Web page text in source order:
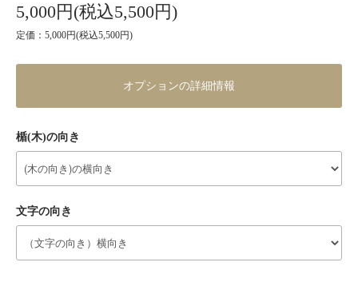
5,000円(税込5,500円)
定価：5,000円(税込5,500円)
オプションの詳細情報
楯(木)の向き
文字の向き